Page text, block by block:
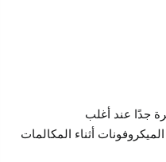
جدًا عند أغلب
أثناء المكالمات